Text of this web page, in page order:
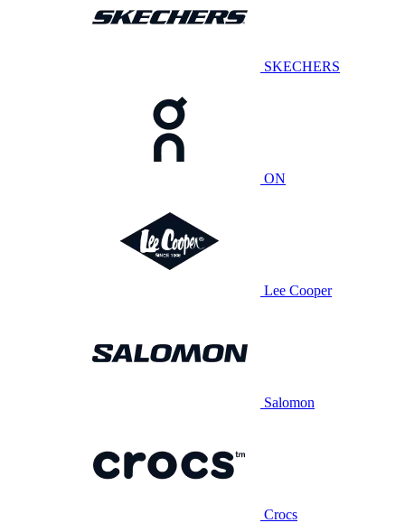
SKECHERS
ON
Lee Cooper
Salomon
Crocs